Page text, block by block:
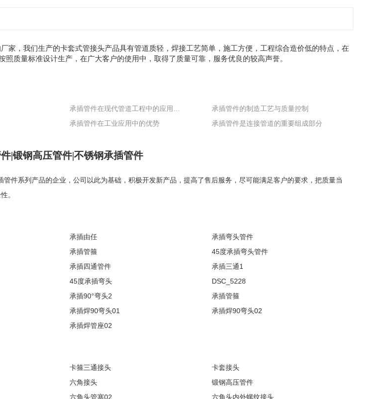
家，我们生产的卡套式管接头产品具有管道质轻，焊接工艺简单，施工方便，工程综合造价低的特点，在
质量标准设计生产，在广大客户的使用中，取得了质量可靠，服务优良的较高声誉。
承插管件的制造工艺与质量控制
承插管件在工业应用中的优势
承插管件是连接管道的重要组成部分
|锻钢高压管件|不锈钢承插管件
管件系列产品的企业，公司以此为基础，积极开发新产品，提高了售后服务，尽可能满足客户的要求，把质量当
。
承插由任
承插弯头管件
承插管箍
45度承插弯头管件
承插四通管件
承插三通1
45度承插弯头
DSC_5228
承插90°弯头2
承插管箍
承插焊90弯头01
承插焊90弯头02
承插焊管座02
卡箍三通接头
卡套接头
六角接头
锻钢高压管件
六角头管塞02
六角头内外螺纹接头